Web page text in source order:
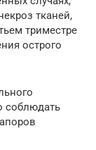
тканей,
триместре
острого
соблюдать